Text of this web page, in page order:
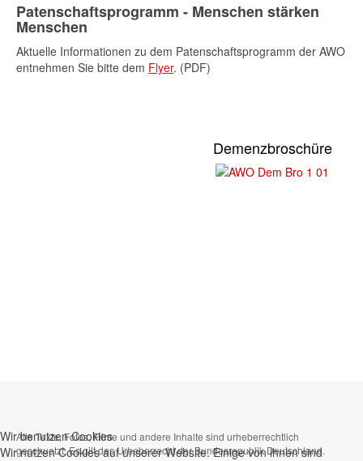
Patenschaftsprogramm - Menschen stärken
Menschen
Aktuelle Informationen zu dem Patenschaftsprogramm der AWO
entnehmen Sie bitte dem Flyer. (PDF)
Demenzbroschüre
Alle Texte, Fotos, Filme und andere Inhalte sind urheberrechtlich
geschuetzt. Es gilt das Urheberrecht der Bundesrepublik Deutschland.
Wir benutzen Cookies
Wir nutzen Cookies auf unserer Website. Einige von ihnen sind